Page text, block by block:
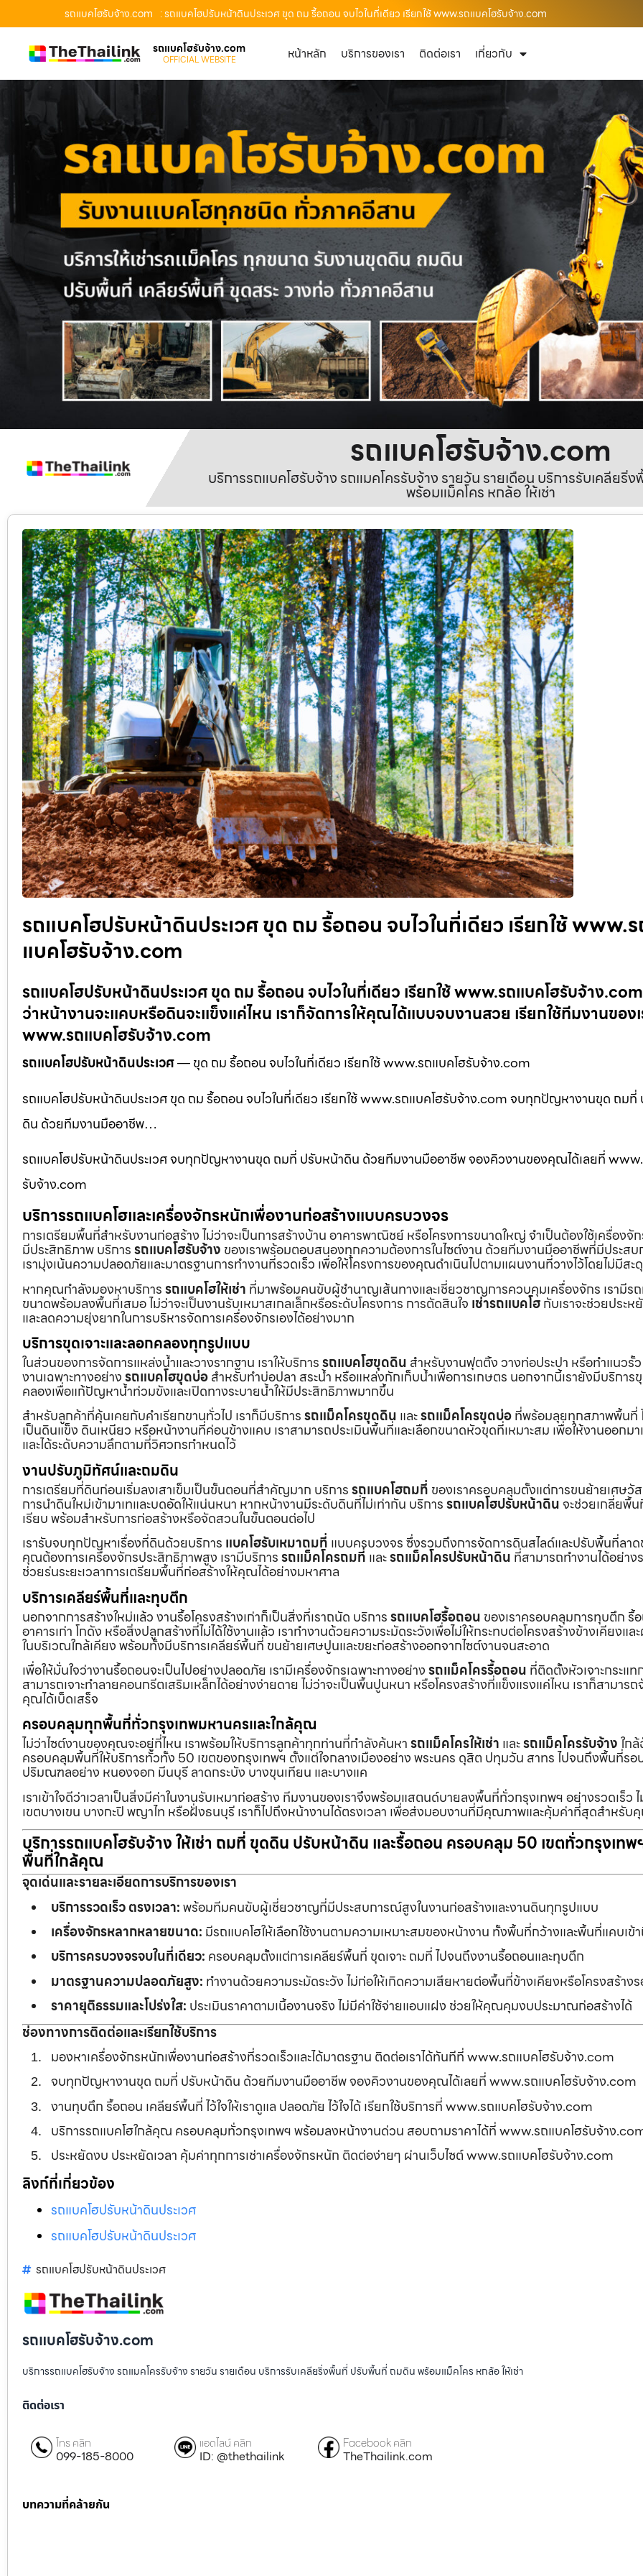
รถแบคโฮรับจ้าง.com : รถแบคโฮปรับหน้าดินประเวศ ขุด ถม รื้อถอน จบไวในที่เดียว เรียกใช้ www.รถแบคโฮรับจ้าง.com
รถแบคโฮรับจ้าง.com
OFFICIAL WEBSITE หน้าหลัก บริการของเรา ติดต่อเรา เกี่ยวกับ
รถแบคโฮรับจ้าง.com
บริการรถแบคโฮรับจ้าง รถแมคโครรับจ้าง รายวัน รายเดือน บริการรับเคลีย
พร้อมแม็คโคร หกล้อ ให้เช่า
รถแบคโฮปรับหน้าดินประเวศ ขุด ถม รื้อถอน จบไวในที่เดียว เรียกใช้ www.
แบคโฮรับจ้าง.com
รถแบคโฮปรับหน้าดินประเวศ ขุด ถม รื้อถอน จบไวในที่เดียว เรียกใช้ www.รถแบคโฮรับจ้าง
ว่าหน้างานจะแคบหรือดินจะแข็งแค่ไหน เราก็จัดการให้คุณได้แบบจบงานสวย เรียกใช้ทีมงานของ
www.รถแบคโฮรับจ้าง.com
รถแบคโฮปรับหน้าดินประเวศ— ขุด ถม รื้อถอน จบไวในที่เดียว เรียกใช้ www.รถแบคโฮรับจ้าง.com
รถแบคโฮปรับหน้าดินประเวศ ขุด ถม รื้อถอน จบไวในที่เดียว เรียกใช้ www.รถแบคโฮรับจ้าง.com จบทุกปัญหางานขุด ถมที่
ดิน ด้วยทีมงานมืออาชีพ…
รถแบคโฮปรับหน้าดินประเวศ จบทุกปัญหางานขุด ถมที่ ปรับหน้าดิน ด้วยทีมงานมืออาชีพ จองคิวงานของคุณได้เลยที่
รับจ้าง.com
บริการรถแบคโฮและเครื่องจักรหนักเพื่องานก่อสร้างแบบครบวงจร
การเตรียมพื้นที่สำหรับงานก่อสร้าง ไม่ว่าจะเป็นการสร้างบ้าน อาคารพาณิชย์ หรือโครงการขนาดใหญ่ จำเป็นต้องใช้เครื่อง
มีประสิทธิภาพ บริการรถแบคโฮรับจ้าง ของเราพร้อมตอบสนองทุกความต้องการในไซต์งาน ด้วยทีมงานมืออาชีพที่มีประส
เรามุ่งเน้นความปลอดภัยและมาตรฐานการทำงานที่รวดเร็ว เพื่อให้โครงการของคุณดำเนินไปตามแผนงานที่วางไว้โดยไม่มีสะ
หากคุณกำลังมองหาบริการรถแบคโฮให้เช่า ที่มาพร้อมคนขับผู้ชำนาญเส้นทางและเชี่ยวชาญการควบคุมเครื่องจักร เรามีร
ขนาดพร้อมลงพื้นที่เสมอ ไม่ว่าจะเป็นงานรับเหมาสเกลเล็กหรือระดับโครงการ การตัดสินใจ เช่ารถแบคโฮกับเราจะช่วยประ
และลดความยุ่งยากในการบริหารจัดการเครื่องจักรเองได้อย่างมาก
บริการขุดเจาะและลอกคลองทุกรูปแบบ
ในส่วนของการจัดการแหล่งน้ำและวางรากฐาน เราให้บริการรถแบคโฮขุดดิน สำหรับงานฟุตติ้ง วางท่อประปา หรือทำแนวรั้
งานเฉพาะทางอย่างรถแบคโฮขุดบ่อสำหรับทำบ่อปลา สระน้ำ หรือแหล่งกักเก็บน้ำเพื่อการเกษตร นอกจากนี้เรายังมีบริการ
คลองเพื่อแก้ปัญหาน้ำท่วมขังและเปิดทางระบายน้ำให้มีประสิทธิภาพมากขึ้น
สำหรับลูกค้าที่คุ้นเคยกับคำเรียกขานทั่วไป เราก็มีบริการรถแม็คโครขุดดิน และรถแม็คโครขุดบ่อที่พร้อมลุยทุกสภาพพื้นที่
เป็นดินแข็ง ดินเหนียว หรือหน้างานที่ค่อนข้างแคบ เราสามารถประเมินพื้นที่และเลือกขนาดหัวขุดที่เหมาะสม เพื่อให้งานออกม
และได้ระดับความลึกตามที่วิศวกรกำหนดไว้
งานปรับภูมิทัศน์และถมดิน
การเตรียมที่ดินก่อนเริ่มลงเสาเข็มเป็นขั้นตอนที่สำคัญมาก บริการรถแบคโฮถมที่ ของเราครอบคลุมตั้งแต่การขนย้ายเศษวั
การนำดินใหม่เข้ามาเทและบดอัดให้แน่นหนา หากหน้างานมีระดับดินที่ไม่เท่ากัน บริการรถแบคโฮปรับหน้าดินจะช่วยเกลี่ยพื้น
เรียบ พร้อมสำหรับการก่อสร้างหรือจัดสวนในขั้นตอนต่อไป
เรารับจบทุกปัญหาเรื่องที่ดินด้วยบริการ แบคโฮรับเหมาถมที่ แบบครบวงจร ซึ่งรวมถึงการจัดการดินสไลด์และปรับพื้นที่ลา
คุณต้องการเครื่องจักรประสิทธิภาพสูง เรามีบริการรถแม็คโครถมที่ และรถแม็คโครปรับหน้าดิน ที่สามารถทำงานได้อย่าง
ช่วยร่นระยะเวลาการเตรียมพื้นที่ก่อสร้างให้คุณได้อย่างมหาศาล
บริการเคลียร์พื้นที่และทุบตึก
นอกจากการสร้างใหม่แล้ว งานรื้อโครงสร้างเก่าก็เป็นสิ่งที่เราถนัด บริการรถแบคโฮรื้อถอน ของเราครอบคลุมการทุบตึก รื้
อาคารเก่า โกดัง หรือสิ่งปลูกสร้างที่ไม่ได้ใช้งานแล้ว เราทำงานด้วยความระมัดระวังเพื่อไม่ให้กระทบต่อโครงสร้างข้างเคียงแ
ในบริเวณใกล้เคียง พร้อมทั้งมีบริการเคลียร์พื้นที่ ขนย้ายเศษปูนและขยะก่อสร้างออกจากไซต์งานจนสะอาด
เพื่อให้มั่นใจว่างานรื้อถอนจะเป็นไปอย่างปลอดภัย เรามีเครื่องจักรเฉพาะทางอย่างรถแม็คโครรื้อถอน ที่ติดตั้งหัวเจาะกระแ
สามารถเจาะทำลายคอนกรีตเสริมเหล็กได้อย่างง่ายดาย ไม่ว่าจะเป็นพื้นปูนหนา หรือโครงสร้างที่แข็งแรงแค่ไหน เราก็สามารถ
คุณได้เบ็ดเสร็จ
ครอบคลุมทุกพื้นที่ทั่วกรุงเทพมหานครและใกล้คุณ
ไม่ว่าไซต์งานของคุณจะอยู่ที่ไหน เราพร้อมให้บริการลูกค้าทุกท่านที่กำลังค้นหารถแม็คโครให้เช่า และรถแม็คโครรับจ้างใก
ครอบคลุมพื้นที่ให้บริการทั่วทั้ง 50 เขตของกรุงเทพฯ ตั้งแต่ใจกลางเมืองอย่าง พระนคร ดุสิต ปทุมวัน สาทร ไปจนถึงพื้นที่รอ
ปริมณฑลอย่าง หนองจอก มีนบุรี ลาดกระบัง บางขุนเทียน และบางแค
เราเข้าใจดีว่าเวลาเป็นสิ่งมีค่าในงานรับเหมาก่อสร้าง ทีมงานของเราจึงพร้อมแสตนด์บายลงพื้นที่ทั่วกรุงเทพฯ อย่างรวดเร็ว ไ
เขตบางเขน บางกะปิ พญาไท หรือฝั่งธนบุรี เราก็ไปถึงหน้างานได้ตรงเวลา เพื่อส่งมอบงานที่มีคุณภาพและคุ้มค่าที่สุดสำหรับ
บริการรถแบคโฮรับจ้าง ให้เช่า ถมที่ ขุดดิน ปรับหน้าดิน และรื้อถอน ครอบคลุม 50 เขตทั่วกรุงเทพ
พื้นที่ใกล้คุณ
จุดเด่นและรายละเอียดการบริการของเรา
บริการรวดเร็ว ตรงเวลา:พร้อมทีมคนขับผู้เชี่ยวชาญที่มีประสบการณ์สูงในงานก่อสร้างและงานดินทุกรูปแบบ
เครื่องจักรหลากหลายขนาด: มีรถแบคโฮให้เลือกใช้งานตามความเหมาะสมของหน้างาน ทั้งพื้นที่กว้างและพื้นที่แคบเข้
บริการครบวงจรจบในที่เดียว: ครอบคลุมตั้งแต่การเคลียร์พื้นที่ ขุดเจาะ ถมที่ ไปจนถึงงานรื้อถอนและทุบตึก
มาตรฐานความปลอดภัยสูง: ทำงานด้วยความระมัดระวัง ไม่ก่อให้เกิดความเสียหายต่อพื้นที่ข้างเคียงหรือโครงสร้าง
ราคายุติธรรมและโปร่งใส: ประเมินราคาตามเนื้องานจริง ไม่มีค่าใช้จ่ายแอบแฝง ช่วยให้คุณคุมงบประมาณก่อสร้างได้
ช่องทางการติดต่อและเรียกใช้บริการ
มองหาเครื่องจักรหนักเพื่องานก่อสร้างที่รวดเร็วและได้มาตรฐาน ติดต่อเราได้ทันทีที่ www.รถแบคโฮรับจ้าง.com
จบทุกปัญหางานขุด ถมที่ ปรับหน้าดิน ด้วยทีมงานมืออาชีพ จองคิวงานของคุณได้เลยที่ www.รถแบคโฮรับจ้าง.com
งานทุบตึก รื้อถอน เคลียร์พื้นที่ ไว้ใจให้เราดูแล ปลอดภัย ไว้ใจได้ เรียกใช้บริการที่ www.รถแบคโฮรับจ้าง.com
บริการรถแบคโฮใกล้คุณ ครอบคลุมทั่วกรุงเทพฯ พร้อมลงหน้างานด่วน สอบถามราคาได้ที่ www.รถแบคโฮรับจ้าง
ประหยัดงบ ประหยัดเวลา คุ้มค่าทุกการเช่าเครื่องจักรหนัก ติดต่อง่ายๆ ผ่านเว็บไซต์ www.รถแบคโฮรับจ้าง.com
ลิงก์ที่เกี่ยวข้อง
รถแบคโฮปรับหน้าดินประเวศ
รถแบคโฮปรับหน้าดินประเวศ
รถแบคโฮปรับหน้าดินประเวศ
รถแบคโฮรับจ้าง.com
บริการรถแบคโฮรับจ้าง รถแมคโครรับจ้าง รายวัน รายเดือน บริการรับเคลียริ่งพื้นที่ ปรับพื้นที่ ถมดิน พร้อมแม็คโคร หกล้อ ให้เช่า
ติดต่อเรา
โทร คลิก
099-185-8000
แอดไลน์ คลิก
ID: @thethailink
Facebook คลิก
TheThailink.com
บทความที่คล้ายกัน